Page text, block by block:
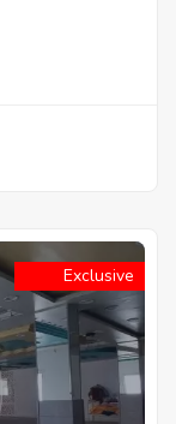
Exclusive